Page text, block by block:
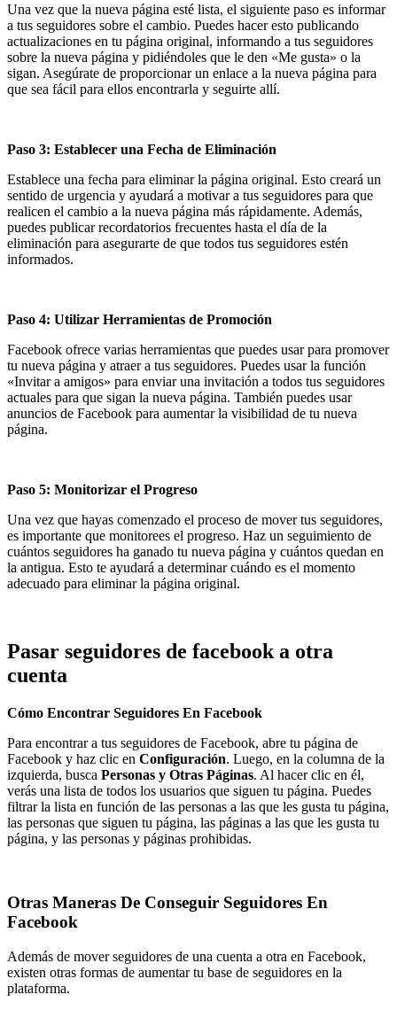
Una vez que la nueva página esté lista, el siguiente paso es informar
a tus seguidores sobre el cambio. Puedes hacer esto publicando
actualizaciones en tu página original, informando a tus seguidores
sobre la nueva página y pidiéndoles que le den «Me gusta» o la
sigan. Asegúrate de proporcionar un enlace a la nueva página para
que sea fácil para ellos encontrarla y seguirte allí.
Paso 3: Establecer una Fecha de Eliminación
Establece una fecha para eliminar la página original. Esto creará un
sentido de urgencia y ayudará a motivar a tus seguidores para que
realicen el cambio a la nueva página más rápidamente. Además,
puedes publicar recordatorios frecuentes hasta el día de la
eliminación para asegurarte de que todos tus seguidores estén
informados.
Paso 4: Utilizar Herramientas de Promoción
Facebook ofrece varias herramientas que puedes usar para promover
tu nueva página y atraer a tus seguidores. Puedes usar la función
«Invitar a amigos» para enviar una invitación a todos tus seguidores
actuales para que sigan la nueva página. También puedes usar
anuncios de Facebook para aumentar la visibilidad de tu nueva
página.
Paso 5: Monitorizar el Progreso
Una vez que hayas comenzado el proceso de mover tus seguidores,
es importante que monitorees el progreso. Haz un seguimiento de
cuántos seguidores ha ganado tu nueva página y cuántos quedan en
la antigua. Esto te ayudará a determinar cuándo es el momento
adecuado para eliminar la página original.
Pasar seguidores de facebook a otra
cuenta
Cómo Encontrar Seguidores En Facebook
Para encontrar a tus seguidores de Facebook, abre tu página de
Facebook y haz clic en Configuración. Luego, en la columna de la
izquierda, busca Personas y Otras Páginas. Al hacer clic en él,
verás una lista de todos los usuarios que siguen tu página. Puedes
filtrar la lista en función de las personas a las que les gusta tu página,
las personas que siguen tu página, las páginas a las que les gusta tu
página, y las personas y páginas prohibidas.
Otras Maneras De Conseguir Seguidores En
Facebook
Además de mover seguidores de una cuenta a otra en Facebook,
existen otras formas de aumentar tu base de seguidores en la
plataforma.